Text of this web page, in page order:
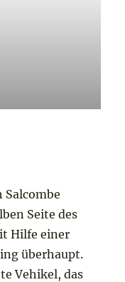
Salcombe
Seite des
Hilfe einer
überhaupt.
Vehikel, das